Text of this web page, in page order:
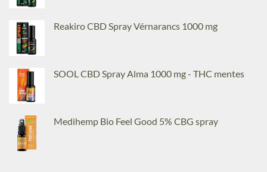
Reakiro CBD Spray Vérnarancs 1000 mg
SOOL CBD Spray Alma 1000 mg - THC mentes
Medihemp Bio Feel Good 5% CBG spray